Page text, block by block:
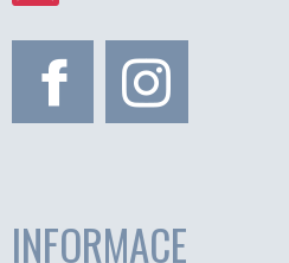
INFORMACE